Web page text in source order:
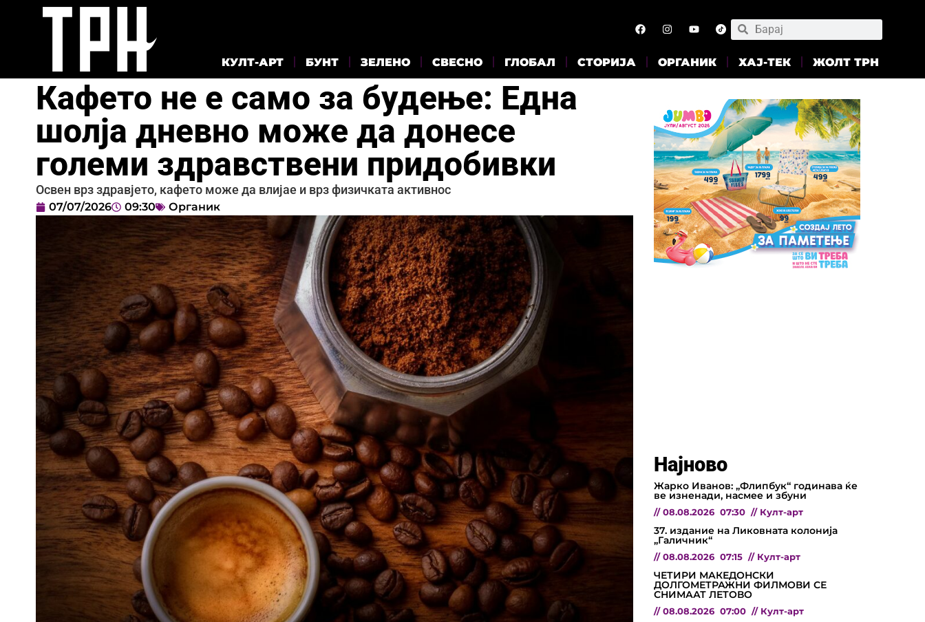
КУЛТ-АРТ БУНТ ЗЕЛЕНО СВЕСНО ГЛОБАЛ СТОРИЈА ОРГАНИК ХАЈ-ТЕК ЖОЛТ ТРН
Кафето не е само за будење: Една
шолја дневно може да донесе
големи здравствени придобивки
Освен врз здравјето, кафето може да влијае и врз физичката активнос
07/07/2026 09:30 Органик
Најново
Жарко Иванов: „Флипбук“ годинава ќе
ве изненади, насмее и збуни
// 08.08.2026 07:30 // Култ-арт
37. издание на Ликовната колонија
„Галичник“
// 08.08.2026 07:15 // Култ-арт
ЧЕТИРИ МАКЕДОНСКИ
ДОЛГОМЕТРАЖНИ ФИЛМОВИ СЕ
СНИМААТ ЛЕТОВО
// 08.08.2026 07:00 // Култ-арт